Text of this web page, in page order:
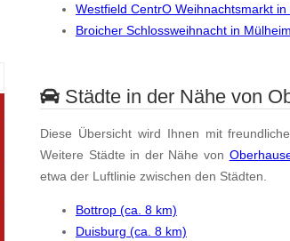
Westfield CentrO Weihnachtsmarkt
Broicher Schlossweihnacht in
Städte in der Nähe von
Diese Übersicht wird Ihnen mit
Weitere Städte in der Nähe von
etwa der Luftlinie zwischen den Städten.
Bottrop (ca. 8 km)
Duisburg (ca. 8 km)